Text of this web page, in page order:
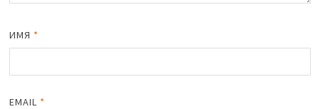
ИМЯ *
EMAIL *